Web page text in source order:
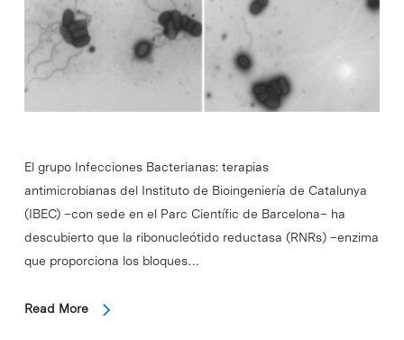
El grupo Infecciones Bacterianas: terapias
antimicrobianas del Instituto de Bioingeniería de Catalunya
(IBEC) –con sede en el Parc Científic de Barcelona– ha
descubierto que la ribonucleótido reductasa (RNRs) –enzima
que proporciona los bloques…
Read More